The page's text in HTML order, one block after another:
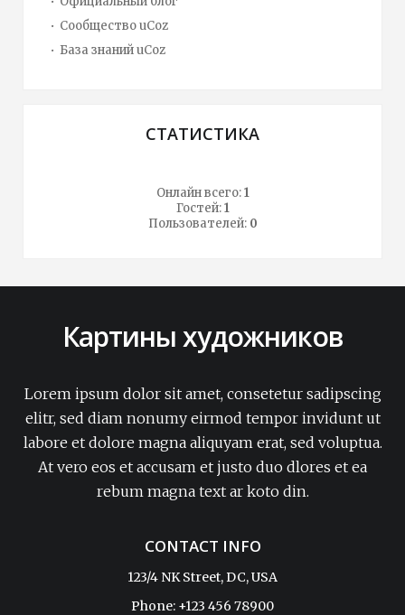
Сообщество uCoz
База знаний uCoz
СТАТИСТИКА
Онлайн всего:1
Гостей:1
Пользователей: 0
Картины художников
Lorem ipsum dolor sit amet, consetetur sadipscing
elitr, sed diam nonumy eirmod tempor invidunt ut
labore et dolore magna aliquyam erat, sed voluptua.
At vero eos et accusam et justo duo dlores et ea
rebum magna text ar koto din.
CONTACT INFO
123/4 NK Street, DC, USA
Phone: +123 456 78900